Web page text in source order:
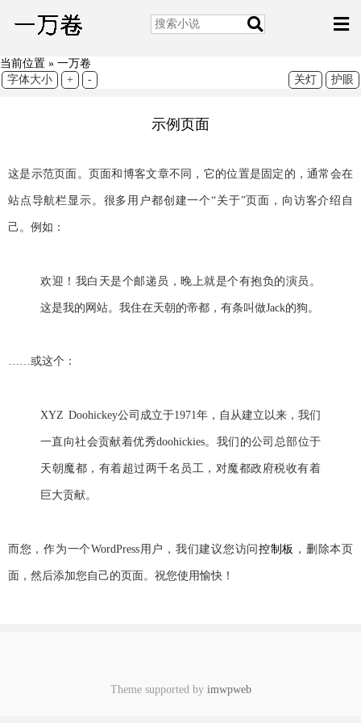
当前位置 » 一万卷
字体大小
+ - 护眼
关灯
示例页面
这是示范页面。页面和博客文章不同，它的位置是固定的，通常会在
站点导航栏显示。很多用户都创建一个“关于”页面，向访客介绍自
己。例如：
欢迎！我白天是个邮递员，晚上就是个有抱负的演员。
这是我的网站。我住在天朝的帝都，有条叫做Jack的狗。
……或这个：
XYZ Doohickey公司成立于1971年，自从建立以来，我们
一直向社会贡献着优秀doohickies。我们的公司总部位于
天朝魔都，有着超过两千名员工，对魔都政府税收有着
巨大贡献。
而您，作为一个WordPress用户，我们建议您访问控制板 ，删除本页
面，然后添加您自己的页面。祝您使用愉快！
Theme supported by imwpweb